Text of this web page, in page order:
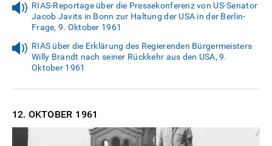
RIAS-Reportage über die Pressekonferenz von US-Senator
Jacob Javits in Bonn zur Haltung der USA in der Berlin-
Frage, 9. Oktober 1961
RIAS über die Erklärung des Regierenden Bürgermeisters
Willy Brandt nach seiner Rückkehr aus den USA, 9.
Oktober 1961
12. OKTOBER 1961